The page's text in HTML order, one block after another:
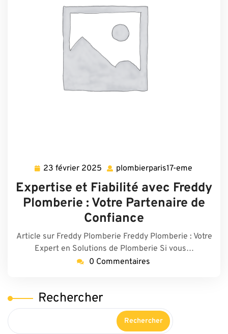
23 février 2025 23
février
2025
plombierparis17-eme
eme
Expertise et Fiabilité avec Freddy
Plomberie : Votre Partenaire de
Confiance
Article sur Freddy Plomberie Freddy Plomberie : Votre
Expert en Solutions de Plomberie Si vous…
0 Commentaires
Rechercher
Rechercher